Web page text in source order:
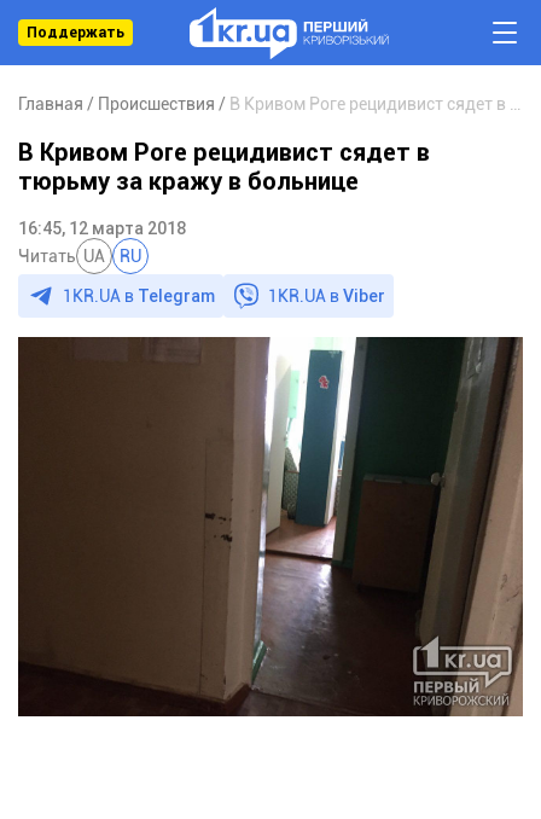
Поддержать
Главная Происшествия
В Кривом Роге рецидивист сядет в
тюрьму за кражу в больнице
16:45, 12 марта 2018
Читать UA RU
1KR.UA в Telegram 1KR.UA вViber